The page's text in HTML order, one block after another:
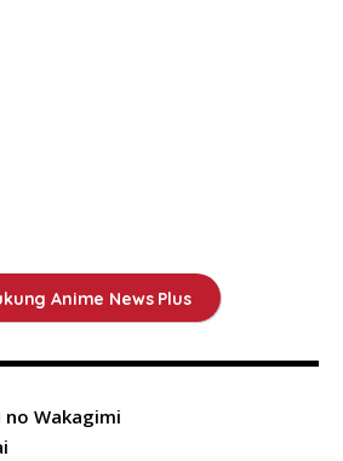
Anime News Plus
no Wakagimi